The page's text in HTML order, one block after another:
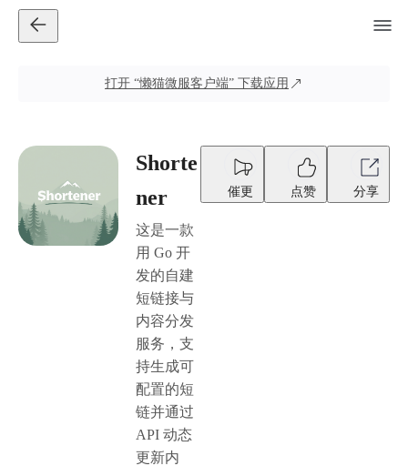
打开 “懒猫微服客户端” 下载应用
Shorte
ner
这是一款
用 Go 开
发的自建
短链接与
内容分发
服务，支
持生成可
配置的短
链并通过
API 动态
更新内
催更 点赞 分享